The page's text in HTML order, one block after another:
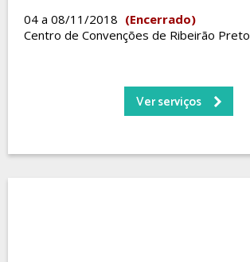
04 a 08/11/2018 (Encerrado)
Centro de Convenções de Ribeirão Preto
Ver serviços